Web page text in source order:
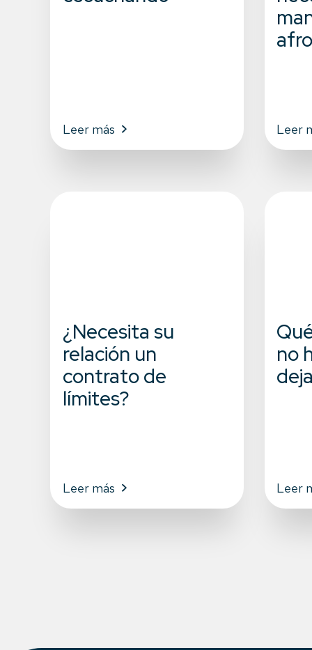
Leer más Leer
¿Necesita su
relación un
contrato de
límites?
Leer más
no
Leer